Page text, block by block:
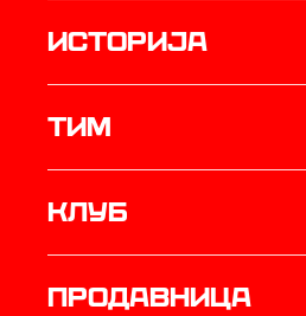
историја
ТИМ
Клуб
продавница